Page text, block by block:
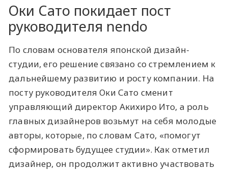
Оки Сато покидает пост
руководителя nendo
По словам основателя японской дизайн-
студии, его решение связано со стремлением к
дальнейшему развитию и росту компании. На
посту руководителя Оки Сато сменит
управляющий директор Акихиро Ито, а роль
главных дизайнеров возьмут на себя молодые
авторы, которые, по словам Сато, «помогут
сформировать будущее студии». Как отметил
дизайнер, он продолжит активно участвовать